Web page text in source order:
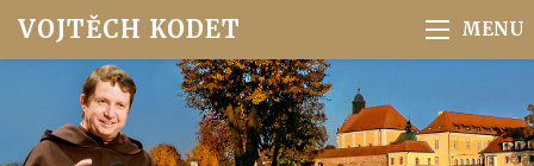
VOJTĚCH KODET